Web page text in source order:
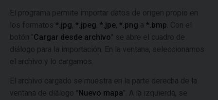
El programa permite importar datos de origen propio en
los formatos *.jpg, *.jpeg, *.jpe, *.png a *.bmp . Con el
botón "Cargar desde archivo" se abre el cuadro de
diálogo para la importación. En la ventana, seleccionamos
el archivo y lo cargamos.
El archivo cargado se muestra en la parte derecha de la
ventana de diálogo "Nuevo mapa". A la izquierda, se